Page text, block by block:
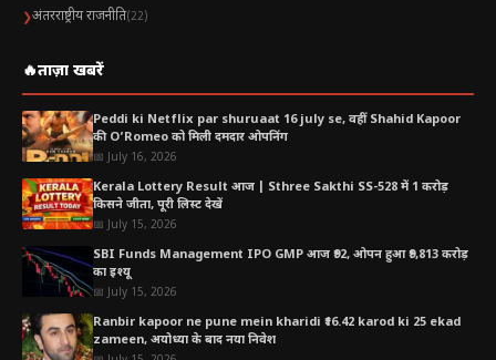
और दोस्ताना व्यवहार को लेकर चर्चा में रहे हैं।
कभी गले लगाकर स्वागत करना, कभी स्थानीय संस्कृति से जुड़े गिफ्ट देना और
कभी मजाकिया अंदाज में बातचीत करना — मोदी की यह शैली अंतरराष्ट्रीय
राजनीति में अलग पहचान बना चुकी है।
अब ‘Melodi’ टॉफी वाला वीडियो भी लोगों को खूब पसंद आ रहा है।
📈 इंटरनेट पर बढ़ी सर्च
वीडियो वायरल होने के बाद लोग इंटरनेट पर लगातार सर्च कर रहे हैं:
Melodi Toffee
❯अंतरराष्ट्रीय राजनीति(22)
🔥ताज़ा खबरें
Peddi ki Netflix par shuruaat 16 july se, वहीं Shahid Kapoor
की O’Romeo को मिली दमदार ओपनिंग
📅 July 16, 2026
Kerala Lottery Result आज | Sthree Sakthi SS-528 में 1 करोड़
किसने जीता, पूरी लिस्ट देखें
📅 July 15, 2026
SBI Funds Management IPO GMP आज ₹92, ओपन हुआ ₹9,813 करोड़
का इश्यू
📅 July 15, 2026
Ranbir kapoor ne pune mein kharidi ₹16.42 karod ki 25 ekad
zameen, अयोध्या के बाद नया निवेश